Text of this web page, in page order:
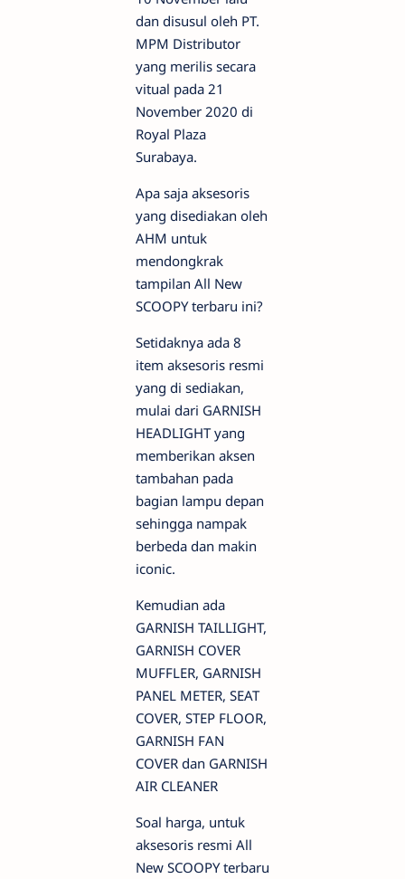
dan disusul oleh PT.
MPM Distributor
yang merilis secara
vitual pada 21
November 2020 di
Royal Plaza
Surabaya.
Apa saja aksesoris
yang disediakan oleh
AHM untuk
mendongkrak
tampilan All New
SCOOPY terbaru ini?
Setidaknya ada 8
item aksesoris resmi
yang di sediakan,
mulai dari GARNISH
HEADLIGHT yang
memberikan aksen
tambahan pada
bagian lampu depan
sehingga nampak
berbeda dan makin
iconic.
Kemudian ada
GARNISH TAILLIGHT,
GARNISH COVER
MUFFLER, GARNISH
PANEL METER, SEAT
COVER, STEP FLOOR,
GARNISH FAN
COVER dan GARNISH
AIR CLEANER
Soal harga, untuk
aksesoris resmi All
New SCOOPY terbaru